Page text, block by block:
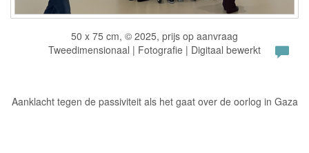
50 x 75 cm, © 2025, prijs op aanvraag
Tweedimensionaal | Fotografie | Digitaal bewerkt
Aanklacht tegen de passiviteit als het gaat over de oorlog in Gaza